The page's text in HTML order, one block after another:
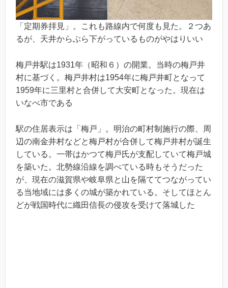
「定期券拝見」。これも路線内で何度も見た。２つあ
るが、天井からぶら下がっているものがやはりいい
梅戸井駅は1931年（昭和６）の開業。当時の梅戸井
村に基づく。梅戸井村は1954年に梅戸井町となって
1959年に三里村と合併して大安町となった。現在は
いなべ市である
駅の住居表示は「梅戸」。明治の町村制施行の際、周
辺の南金井村などと梅戸村が合併して梅戸井村が誕生
している。一帯はかつて梅戸氏が支配していて梅戸城
を築いた。北勢線沿線を調べている時もそうだった
が、現在の滋賀県や岐阜県と山を隔ててつながってい
る当地域には多くの城が築かれている。そしてほとん
どが戦国時代に織田信長の侵攻を受けて落城した